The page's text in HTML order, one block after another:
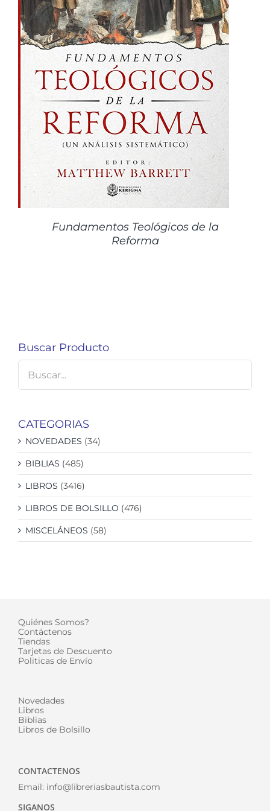
Fundamentos Teológicos de la
Reforma
Buscar Producto
CATEGORIAS
NOVEDADES (34)
BIBLIAS (485)
LIBROS (3416)
LIBROS DE BOLSILLO (476)
MISCELÁNEOS (58)
Quiénes Somos?
Contáctenos
Tiendas
Tarjetas de Descuento
Politicas de Envío
Novedades
Libros
Biblias
Libros de Bolsillo
CONTACTENOS
Email: info@libreriasbautista.com
SIGANOS